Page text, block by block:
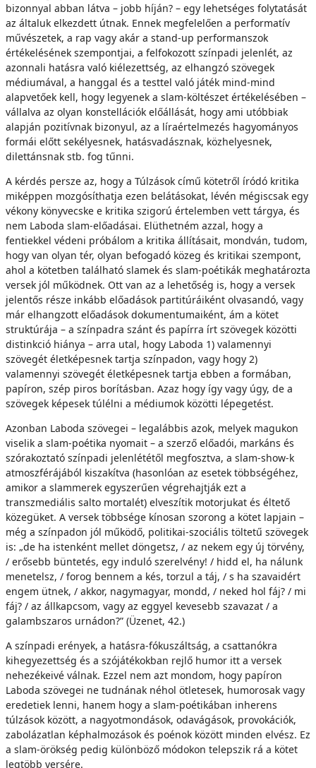
bizonnyal abban látva – jobb híján? – egy lehetséges folytatását
az általuk elkezdett útnak. Ennek megfelelően a performatív
művészetek, a rap vagy akár a stand-up performanszok
értékelésének szempontjai, a felfokozott színpadi jelenlét, az
azonnali hatásra való kiélezettség, az elhangzó szövegek
médiumával, a hanggal és a testtel való játék mind-mind
alapvetőek kell, hogy legyenek a slam-költészet értékelésében –
vállalva az olyan konstellációk előállását, hogy ami utóbbiak
alapján pozitívnak bizonyul, az a líraértelmezés hagyományos
formái előtt sekélyesnek, hatásvadásznak, közhelyesnek,
dilettánsnak stb. fog tűnni.
A kérdés persze az, hogy a Túlzások című kötetről íródó kritika
miképpen mozgósíthatja ezen belátásokat, lévén mégiscsak egy
vékony könyvecske e kritika szigorú értelemben vett tárgya, és
nem Laboda slam-előadásai. Elüthetném azzal, hogy a
fentiekkel védeni próbálom a kritika állításait, mondván, tudom,
hogy van olyan tér, olyan befogadó közeg és kritikai szempont,
ahol a kötetben található slamek és slam-poétikák meghatározta
versek jól működnek. Ott van az a lehetőség is, hogy a versek
jelentős része inkább előadások partitúráiként olvasandó, vagy
már elhangzott előadások dokumentumaiként, ám a kötet
struktúrája – a színpadra szánt és papírra írt szövegek közötti
distinkció hiánya – arra utal, hogy Laboda 1) valamennyi
szövegét életképesnek tartja színpadon, vagy hogy 2)
valamennyi szövegét életképesnek tartja ebben a formában,
papíron, szép piros borításban. Azaz hogy így vagy úgy, de a
szövegek képesek túlélni a médiumok közötti lépegetést.
Azonban Laboda szövegei – legalábbis azok, melyek magukon
viselik a slam-poétika nyomait – a szerző előadói, markáns és
szórakoztató színpadi jelenlététől megfosztva, a slam-show-k
atmoszférájából kiszakítva (hasonlóan az esetek többségéhez,
amikor a slammerek egyszerűen végrehajtják ezt a
transzmediális salto mortalét) elveszítik motorjukat és éltető
közegüket. A versek többsége kínosan szorong a kötet lapjain –
még a színpadon jól működő, politikai-szociális töltetű szövegek
is: „de ha istenként mellet döngetsz, / az nekem egy új törvény,
/ erősebb büntetés, egy induló szerelvény! / hidd el, ha nálunk
menetelsz, / forog bennem a kés, torzul a táj, / s ha szavaidért
engem ütnek, / akkor, nagymagyar, mondd, / neked hol fáj? / mi
fáj? / az állkapcsom, vagy az eggyel kevesebb szavazat / a
galambszaros urnádon?” (Üzenet, 42.)
A színpadi erények, a hatásra-fókuszáltság, a csattanókra
kihegyezettség és a szójátékokban rejlő humor itt a versek
nehezékeivé válnak. Ezzel nem azt mondom, hogy papíron
Laboda szövegei ne tudnának néhol ötletesek, humorosak vagy
eredetiek lenni, hanem hogy a slam-poétikában inherens
túlzások között, a nagyotmondások, odavágások, provokációk,
zabolázatlan képhalmozások és poénok között minden elvész. Ez
a slam-örökség pedig különböző módokon telepszik rá a kötet
legtöbb versére.